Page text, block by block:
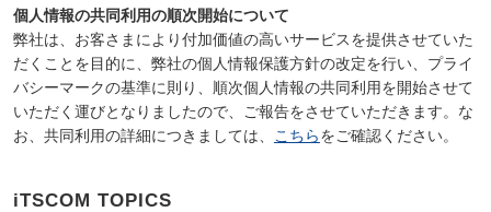
個人情報の共同利用の順次開始について
弊社は、お客さまにより付加価値の高いサービスを提供させていた
だくことを目的に、弊社の個人情報保護方針の改定を行い、プライ
バシーマークの基準に則り、順次個人情報の共同利用を開始させて
いただく運びとなりましたので、ご報告をさせていただきます。な
お、共同利用の詳細につきましては、
こちらをご確認ください。
iTSCOM TOPICS